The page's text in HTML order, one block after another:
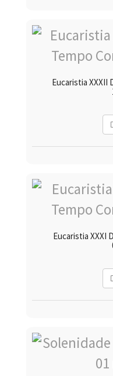
Eucaristia XXXII
Eucaristia XXXI